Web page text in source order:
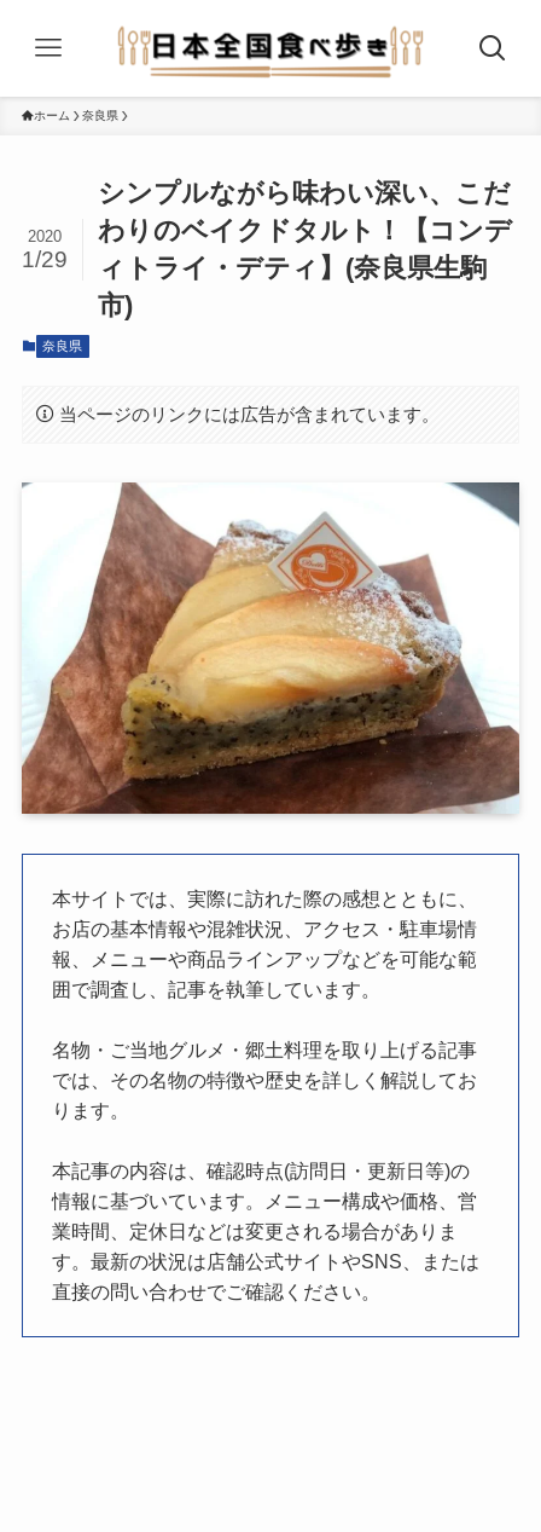
ホーム 奈良県
シンプルながら味わい深い、こだ
わりのベイクドタルト！【コンデ
ィトライ・デティ】(奈良県生駒
市)
2020
1/29
奈良県
当ページのリンクには広告が含まれています。
本サイトでは、実際に訪れた際の感想とともに、
お店の基本情報や混雑状況、アクセス・駐車場情
報、メニューや商品ラインアップなどを可能な範
囲で調査し、記事を執筆しています。
名物・ご当地グルメ・郷土料理を取り上げる記事
では、その名物の特徴や歴史を詳しく解説してお
ります。
本記事の内容は、確認時点(訪問日・更新日等)の
情報に基づいています。メニュー構成や価格、営
業時間、定休日などは変更される場合がありま
す。最新の状況は店舗公式サイトやSNS、または
直接の問い合わせでご確認ください。